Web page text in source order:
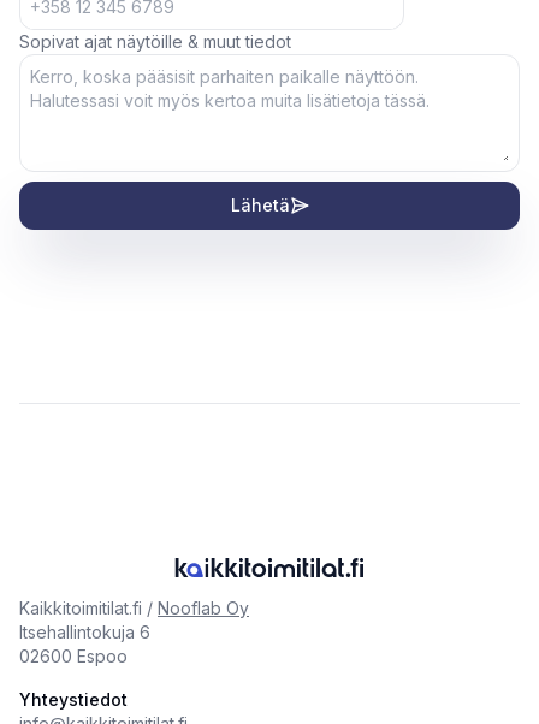
Sopivat ajat näytöille & muut tiedot
Lähetä
Kaikkitoimitilat.fi / Nooflab Oy
Itsehallintokuja 6
02600 Espoo
Yhteystiedot